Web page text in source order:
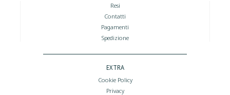
Resi
Contatti
Pagamenti
Spedizione
EXTRA
Cookie Policy
Privacy